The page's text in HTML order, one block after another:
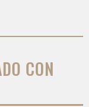
CON